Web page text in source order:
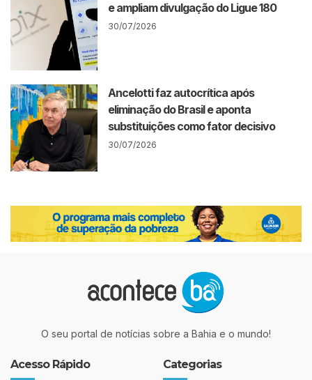
e ampliam divulgação do Ligue 180
30/07/2026
Ancelotti faz autocrítica após
eliminação do Brasil e aponta
substituições como fator decisivo
30/07/2026
O seu portal de notícias sobre a Bahia e o mundo!
Acesso Rápido Categorias